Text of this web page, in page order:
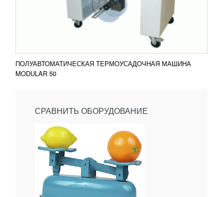
ПОЛУАВТОМАТИЧЕСКАЯ ТЕРМОУСАДОЧНАЯ МАШИНА
MODULAR 50
СРАВНИТЬ ОБОРУДОВАНИЕ